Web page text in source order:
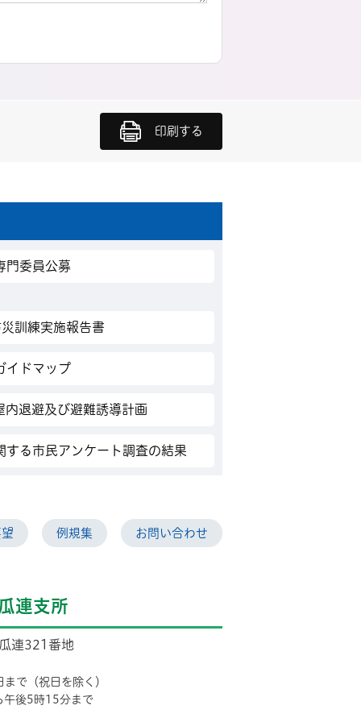
印刷する
門委員公募
訓練実施報告書
イドマップ
内退避及び避難誘導計画
する市民アンケート調査の結果
例規集 お問い合わせ
連支所
連321番地
で（祝日を除く）
午後5時15分まで